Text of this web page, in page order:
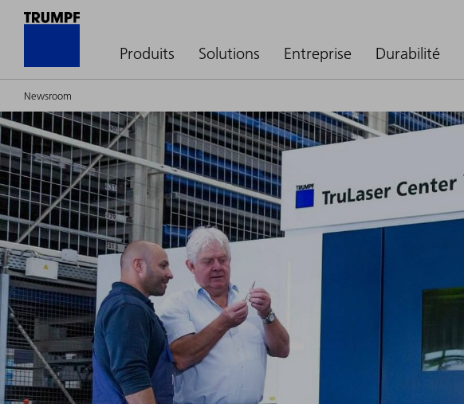
Produits Solutions Entreprise Durabilité
Newsroom